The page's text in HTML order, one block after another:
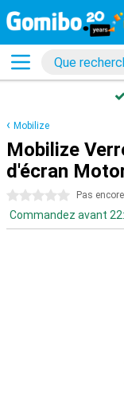
Mobilize
Mobilize
d'écran
0 étoiles Pas
Commandez avant